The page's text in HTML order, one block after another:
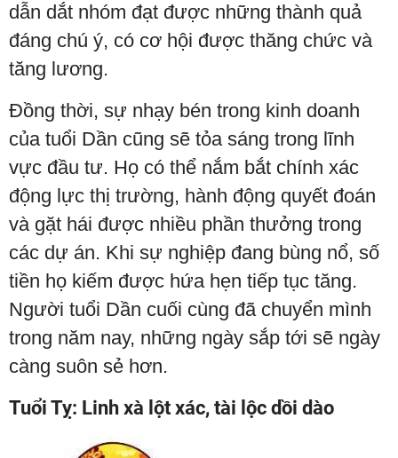
dẫn dắt nhóm đạt được những thành quả
đáng chú ý, có cơ hội được thăng chức và
tăng lương.
Đồng thời, sự nhạy bén trong kinh doanh
của tuổi Dần cũng sẽ tỏa sáng trong lĩnh
vực đầu tư. Họ có thể nắm bắt chính xác
động lực thị trường, hành động quyết đoán
và gặt hái được nhiều phần thưởng trong
các dự án. Khi sự nghiệp đang bùng nổ, số
tiền họ kiếm được hứa hẹn tiếp tục tăng.
Người tuổi Dần cuối cùng đã chuyển mình
trong năm nay, những ngày sắp tới sẽ ngày
càng suôn sẻ hơn.
Tuổi Tỵ: Linh xà lột xác, tài lộc dồi dào